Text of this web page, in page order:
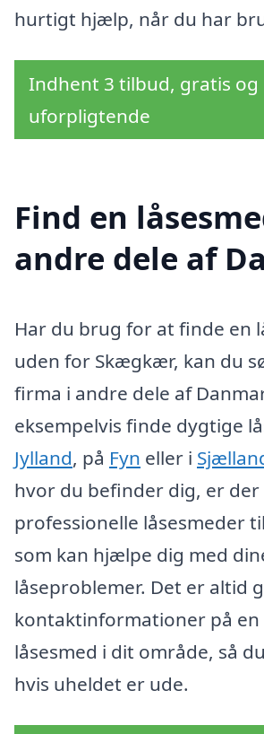
hurtigt hjælp, når du har
Indhent 3 tilbud, gratis og
uforpligtende
Find en
andre dele af
Har du brug for at finde en
uden for Skægkær, kan du
firma i andre dele af
eksempelvis finde dygtige
Jylland, på Fyn eller i
hvor du befinder dig, er der
professionelle låsesmeder
som kan hjælpe dig med
låseproblemer. Det er altid
kontaktinformationer på en
låsesmed i dit område, så
hvis uheldet er ude.